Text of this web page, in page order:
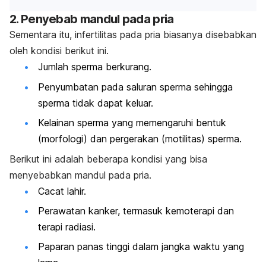
2. Penyebab mandul pada pria
Sementara itu, infertilitas pada pria biasanya disebabkan
oleh kondisi berikut ini.
Jumlah sperma berkurang.
Penyumbatan pada saluran sperma sehingga
sperma tidak dapat keluar.
Kelainan sperma yang memengaruhi bentuk
(morfologi) dan pergerakan (motilitas) sperma.
Berikut ini adalah beberapa kondisi yang bisa
menyebabkan mandul pada pria.
Cacat lahir.
Perawatan kanker, termasuk kemoterapi dan
terapi radiasi.
Paparan panas tinggi dalam jangka waktu yang